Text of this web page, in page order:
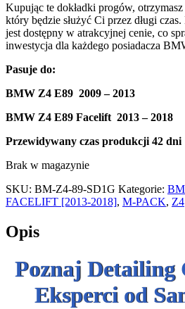
Kupując te dokładki progów,
który będzie służyć Ci przez długi
jest dostępny w atrakcyjnej cenie, co
inwestycja dla każdego posiadacza
Pasuje do:
BMW Z4 E89 2009 – 2013
BMW Z4 E89 Facelift 2013 – 2018
Przewidywany czas produkcji 42 dni
Brak w magazynie
SKU: BM-Z4-89-SD1G Kategorie:
FACELIFT [2013-2018], M-PACK, Z4
Opis
Poznaj Detailing
Eksperci od